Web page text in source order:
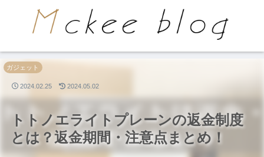
PR
トトノエライトプレーンの返金制度
とは？返金期間・注意点まとめ！
ガジェット
2024.02.25 2024.05.02